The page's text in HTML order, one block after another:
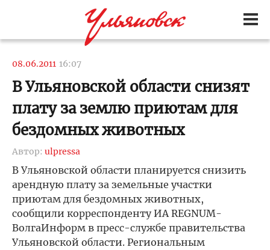
08.06.2011 16:07
В Ульяновской области снизят
плату за землю приютам для
бездомных животных
Автор: ulpressa
В Ульяновской области планируется снизить
арендную плату за земельные участки
приютам для бездомных животных,
сообщили корреспонденту ИА REGNUM-
ВолгаИнформ в пресс-службе правительства
Ульяновской области. Региональным